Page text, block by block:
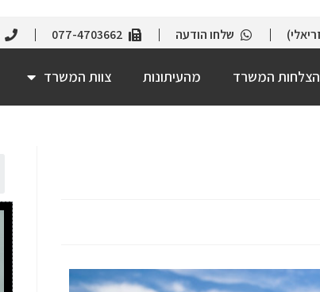
שלחו הודעה 077-4703662
הצלחות המשרד מהעיתונות צוות המשרד